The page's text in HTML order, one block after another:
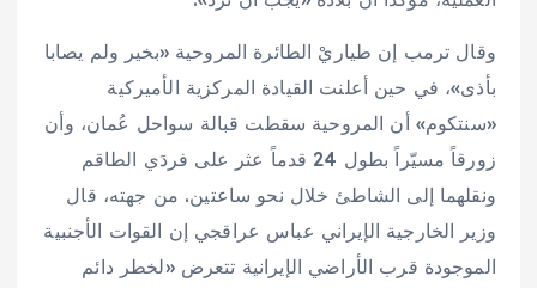
وقال ترمب إن طياريْ الطائرة المروحية «بخير ولم يصابا
بأذى»، في حين أعلنت القيادة المركزية الأميركية
«سنتكوم» أن المروحية سقطت قبالة سواحل عُمان، وأن
زورقاً مسيّراً بطول 24 قدماً عثر على فردَي الطاقم
ونقلهما إلى الشاطئ خلال نحو ساعتين. من جهته، قال
وزير الخارجية الإيراني عباس عراقجي إن القوات الأجنبية
الموجودة قرب الأراضي الإيرانية تتعرض «لخطر دائم